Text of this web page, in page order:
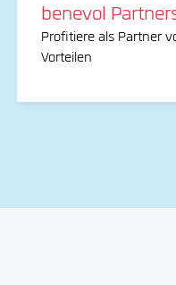
benevol
Profitiere als Partner
Vorteilen